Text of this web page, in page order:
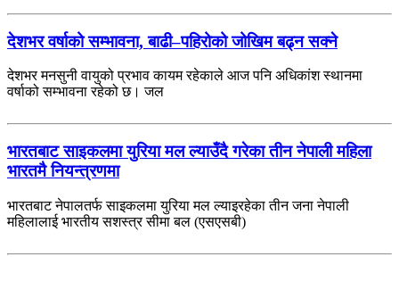
देशभर वर्षाको सम्भावना, बाढी–पहिरोको जोखिम बढ्न सक्ने
देशभर मनसुनी वायुको प्रभाव कायम रहेकाले आज पनि अधिकांश स्थानमा
वर्षाको सम्भावना रहेको छ। जल
भारतबाट साइकलमा युरिया मल ल्याउँदै गरेका तीन नेपाली महिला
भारतमै नियन्त्रणमा
भारतबाट नेपालतर्फ साइकलमा युरिया मल ल्याइरहेका तीन जना नेपाली
महिलालाई भारतीय सशस्त्र सीमा बल (एसएसबी)